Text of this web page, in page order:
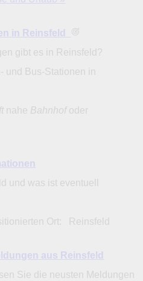
in Reinsfeld
gibt es in Reinsfeld?
und Bus-Stationen in
nahe Bahnhofoder
und was ist eventuell
Ort: Reinsfeld
aus Reinsfeld
Sie die neusten Meldungen